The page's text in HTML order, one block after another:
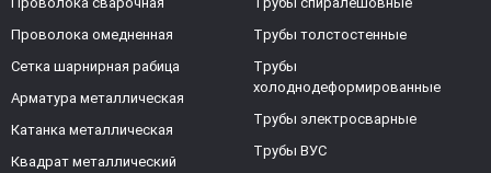
Проволока омедненная
Сетка шарнирная рабица
Арматура металлическая
Катанка металлическая
Квадрат металлический
Трубы толстостенные
Трубы
холоднодеформированные
Трубы электросварные
Трубы ВУС